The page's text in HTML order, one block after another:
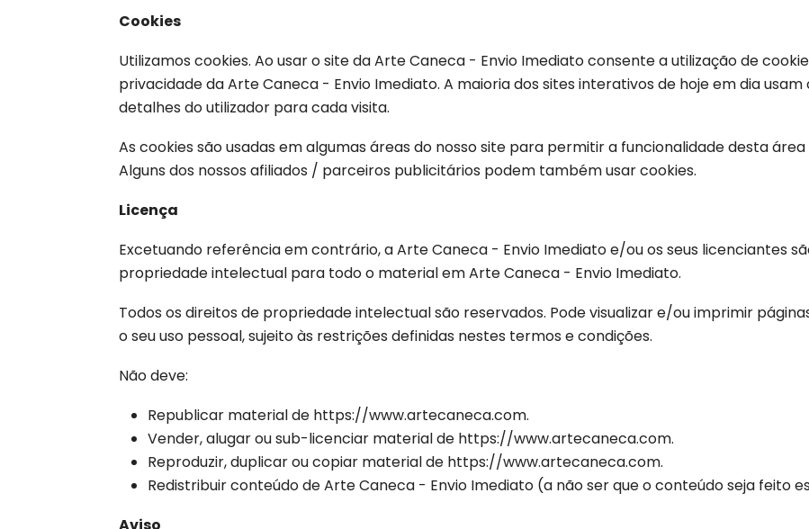
Cookies
Utilizamos cookies. Ao usar o site da Arte Caneca - Envio Imediato consente a utilização de
privacidade da Arte Caneca - Envio Imediato. A maioria dos sites interativos de hoje em dia
detalhes do utilizador para cada visita.
As cookies são usadas em algumas áreas do nosso site para permitir a funcionalidade desta
Alguns dos nossos afiliados / parceiros publicitários podem também usar cookies.
Licença
Excetuando referência em contrário, a Arte Caneca - Envio Imediato e/ou os seus licenciantes
propriedade intelectual para todo o material em Arte Caneca - Envio Imediato.
Todos os direitos de propriedade intelectual são reservados. Pode visualizar e/ou imprimir
o seu uso pessoal, sujeito às restrições definidas nestes termos e condições.
Não deve:
Republicar material de https://www.artecaneca.com.
Vender, alugar ou sub-licenciar material de https://www.artecaneca.com.
Reproduzir, duplicar ou copiar material de https://www.artecaneca.com.
Redistribuir conteúdo de Arte Caneca - Envio Imediato (a não ser que o conteúdo seja feito